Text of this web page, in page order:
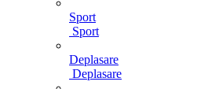
Sport
Sport
Deplasare
Deplasare